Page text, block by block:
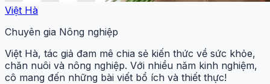
Việt Hà
Chuyên gia Nông nghiệp
Việt Hà, tác giả đam mê chia sẻ kiến thức về sức khỏe,
chăn nuôi và nông nghiệp. Với nhiều năm kinh nghiệm,
cô mang đến những bài viết bổ ích và thiết thực!